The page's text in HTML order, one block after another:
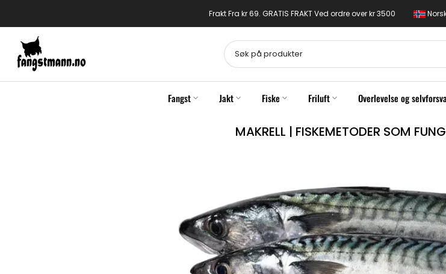
til
innhold
Frakt Fra kr 69. GRATIS FRAKT Ved ordre over kr 3500
Fangst Jakt Fiske Friluft Overlevelse og
MAKRELL | FISKEMETODER SOM